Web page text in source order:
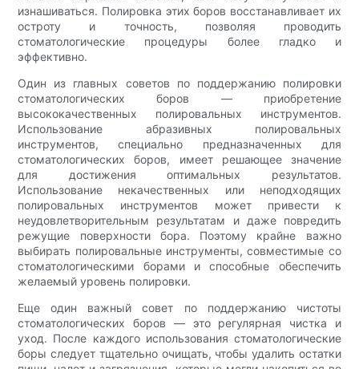
изнашиваться. Полировка этих боров восстанавливает их
остроту и точность, позволяя проводить
стоматологические процедуры более гладко и
эффективно.
Один из главных советов по поддержанию полировки
стоматологических боров — приобретение
высококачественных полировальных инструментов.
Использование абразивных полировальных
инструментов, специально предназначенных для
стоматологических боров, имеет решающее значение
для достижения оптимальных результатов.
Использование некачественных или неподходящих
полировальных инструментов может привести к
неудовлетворительным результатам и даже повредить
режущие поверхности бора. Поэтому крайне важно
выбирать полировальные инструменты, совместимые со
стоматологическими борами и способные обеспечить
желаемый уровень полировки.
Еще один важный совет по поддержанию чистоты
стоматологических боров — это регулярная чистка и
уход. После каждого использования стоматологические
боры следует тщательно очищать, чтобы удалить остатки